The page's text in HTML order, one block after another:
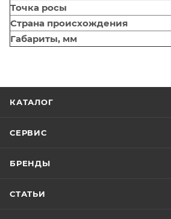
Точка росы
Страна происхождения
Габариты, мм
КАТАЛОГ
СЕРВИС
БРЕНДЫ
СТАТЬИ